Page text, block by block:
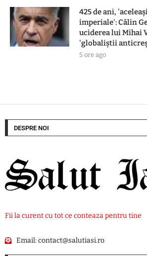
425 de ani,
imperiale': Călin
uciderea lui Mihai
'globaliștii
5 ore ago
DESPRE NOI
Fii la curent cu tot ce conteaza pentru tine
Email:contact@salutiasi.ro